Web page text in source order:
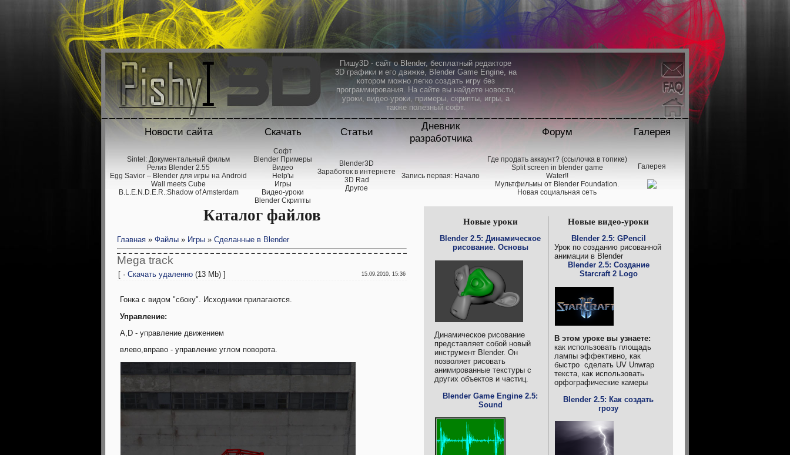
Пишу3D - сайт о Blender, бесплатный редакторе
3D графики и его движке, Blender Game Engine, на
котором можно легко создать игру без
программирования. На cайте вы найдете новости,
уроки, видео-уроки, примеры, скрипты, игры, а
также полезный софт.
Новости сайта Скачать Статьи
Дневник
разработчика
Форум Галерея
Sintel: Документальный фильм
Релиз Blender 2.55
Egg Savior – Blender для игры на Android
Wall meets Cube
B.L.E.N.D.E.R.:Shadow of Amsterdam
Софт
Blender Примеры
Видео
Help'ы
Игры
Видео-уроки
Blender Скрипты
Blender3D
Заработок в интернете
3D Rad
Другое
Запись первая: Начало
Где продать аккаунт? (ссылочка в топике)
Split screen in blender game
Water!!
Мультфильмы от Blender Foundation.
Новая социальная сеть
Галерея
Каталог файлов
Главная » Файлы » Игры » Сделанные в Blender
Mega track
[ · Скачать удаленно (13 Mb) ] 15.09.2010, 15:36
Гонка с видом "сбоку". Исходники прилагаются.
Управление:
A,D - управление движением
влево,вправо - управление углом поворота.
Новые уроки
Blender 2.5: Динамическое
рисование. Основы
Динамическое рисование
представляет собой новый
инструмент Blender. Он
позволяет рисовать
анимированные текстуры с
других объектов и частиц.
Blender Game Engine 2.5:
Sound
Новые видео-уроки
Blender 2.5: GPencil
Урок по созданию рисованной
анимации в Blender
Blender 2.5: Создание
Starcraft 2 Logo
В этом уроке вы узнаете:
как использовать площадь
лампы эффективно, как
быстро сделать UV Unwrap
текста, как использовать
орфографические камеры
Blender 2.5: Как создать
грозу